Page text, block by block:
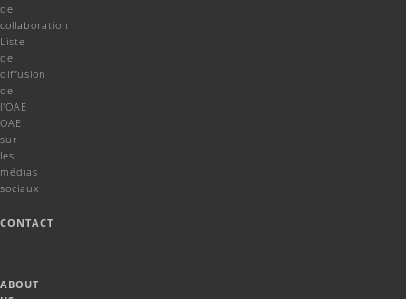
de
collaboration
Liste
de
diffusion
de
l'OAE
OAE
sur
les
médias
sociaux
CONTACT
ABOUT